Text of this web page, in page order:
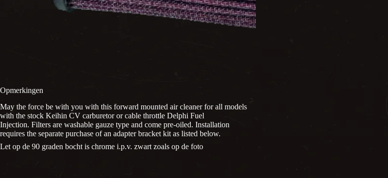
Opmerkingen
May the force be with you with this forward mounted aircleaner for all models
with the stock Keihin CV carburetor or cable throttle Delphi Fuel
Injection. Filters are washable gauze type and come pre-oiled. Installation
requires the separate purchase of an adapter bracket kit as listed below.
Let op de 90 graden bocht is chrome i.p.v. zwart zoals op de foto